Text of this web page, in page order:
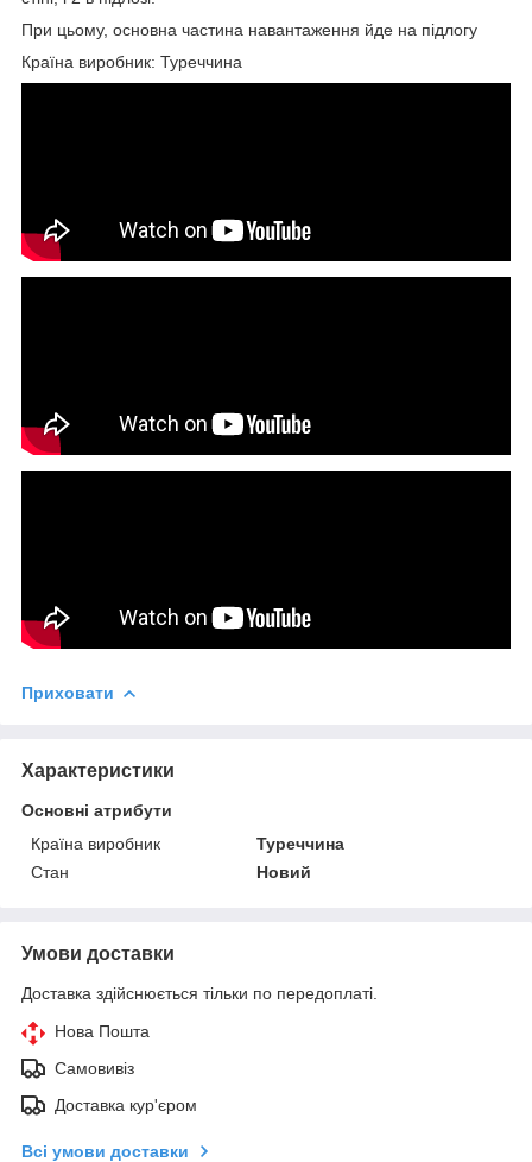
При цьому, основна частина навантаження йде на підлогу
Країна виробник: Туреччина
Приховати
Характеристики
Основні атрибути
Країна виробник
Туреччина
Стан
Новий
Умови доставки
Доставка здійснюється тільки по передоплаті.
Нова Пошта
Самовивіз
Доставка кур'єром
Всі умови доставки